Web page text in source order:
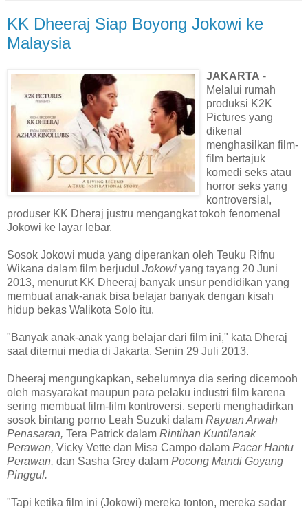
KK Dheeraj Siap Boyong Jokowi ke
Malaysia
JAKARTA -
Melalui rumah
produksi K2K
Pictures yang
dikenal
menghasilkan film-
film bertajuk
komedi seks atau
horror seks yang
kontroversial,
produser KK Dheraj justru mengangkat tokoh fenomenal
Jokowi ke layar lebar.
Sosok Jokowi muda yang diperankan oleh Teuku Rifnu
Wikana dalam film berjudul Jokowi yang tayang 20 Juni
2013, menurut KK Dheeraj banyak unsur pendidikan yang
membuat anak-anak bisa belajar banyak dengan kisah
hidup bekas Walikota Solo itu.
"Banyak anak-anak yang belajar dari film ini," kata Dheraj
saat ditemui media di Jakarta, Senin 29 Juli 2013.
Dheeraj mengungkapkan, sebelumnya dia sering dicemooh
oleh masyarakat maupun para pelaku industri film karena
sering membuat film-film kontroversi, seperti menghadirkan
sosok bintang porno Leah Suzuki dalam Rayuan Arwah
Penasaran, Tera Patrick dalam Rintihan Kuntilanak
Perawan, Vicky Vette dan Misa Campo dalam Pacar Hantu
Perawan, dan Sasha Grey dalam Pocong Mandi Goyang
Pinggul.
"Tapi ketika film ini (Jokowi) mereka tonton, mereka sadar